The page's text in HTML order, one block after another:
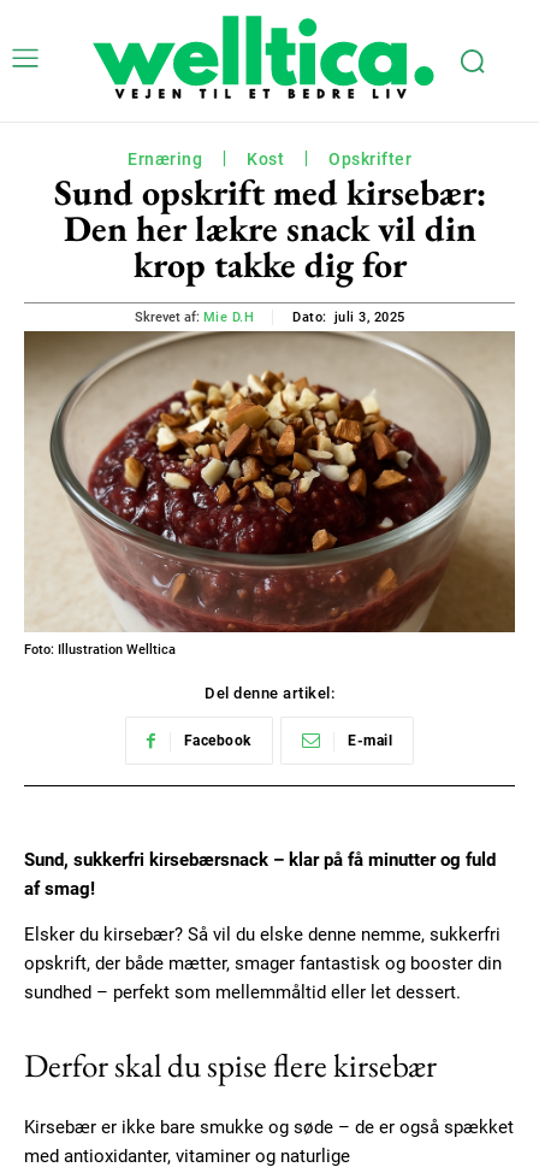
Ernæring Kost Opskrifter
Sund opskrift med kirsebær:
Den her lækre snack vil din
krop takke dig for
Skrevet af: Mie D.H Dato: juli 3, 2025
Foto: Illustration Welltica
Del denne artikel:
Facebook E-mail
Sund, sukkerfri kirsebærsnack – klar på få minutter og fuld
af smag!
Elsker du kirsebær? Så vil du elske denne nemme, sukkerfri
opskrift, der både mætter, smager fantastisk og booster din
sundhed – perfekt som mellemmåltid eller let dessert.
Derfor skal du spise flere kirsebær
Kirsebær er ikke bare smukke og søde – de er også spækket
med antioxidanter, vitaminer og naturlige